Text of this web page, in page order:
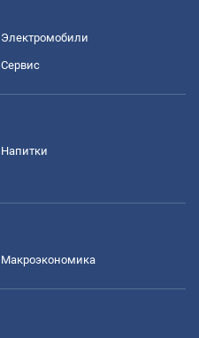
Электромобили
Сервис
Напитки
Mакроэкономика